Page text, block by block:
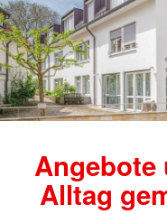
Angebote
Alltag